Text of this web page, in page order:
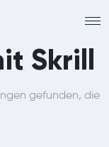
Skrill
gefunden, die